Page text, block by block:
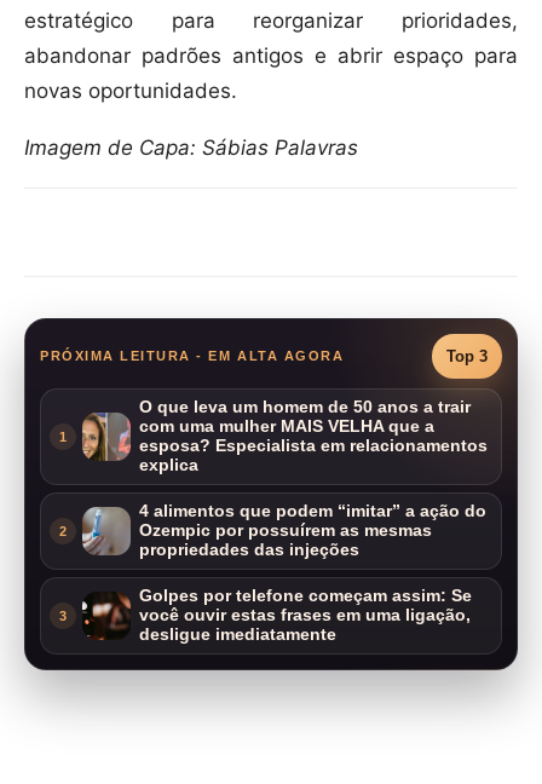
estratégico para reorganizar prioridades,
abandonar padrões antigos e abrir espaço para
novas oportunidades.
Imagem de Capa: Sábias Palavras
PRÓXIMA LEITURA - EM ALTA AGORA Top 3
1
O que leva um homem de 50 anos a trair
com uma mulher MAIS VELHA que a
esposa? Especialista em relacionamentos
explica
2
4 alimentos que podem “imitar” a ação do
Ozempic por possuírem as mesmas
propriedades das injeções
3
Golpes por telefone começam assim: Se
você ouvir estas frases em uma ligação,
desligue imediatamente